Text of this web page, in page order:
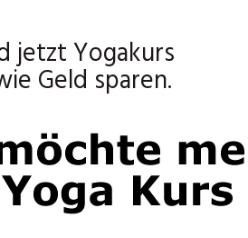
jetzt Yogakurs
Geld sparen.